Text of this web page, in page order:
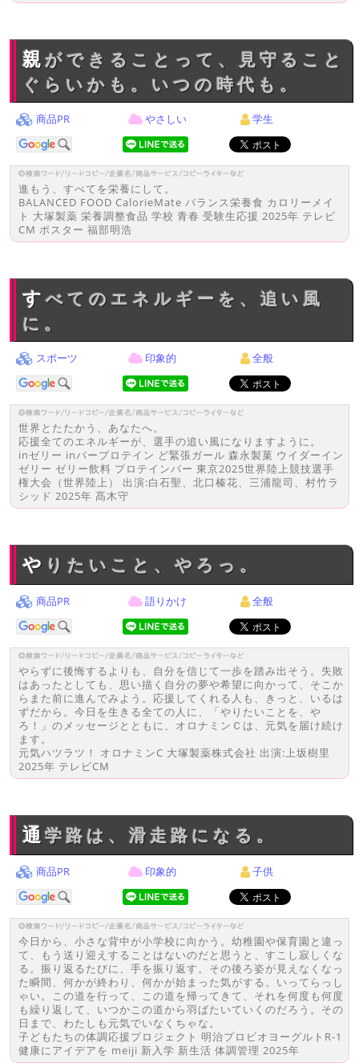
親ができることって、見守ること
ぐらいかも。いつの時代も。
商品PR やさしい 学生
進もう、すべてを栄養にして。
BALANCED FOOD CalorieMate バランス栄養食 カロリーメイ
ト 大塚製薬 栄養調整食品 学校 青春 受験生応援 2025年 テレビ
CM ポスター 福部明浩
すべてのエネルギーを、追い風
に。
スポーツ 印象的 全般
世界とたたかう、あなたへ。
応援全てのエネルギーが、選手の追い風になりますように。
inゼリー inバープロテイン ど緊張ガール 森永製菓 ウイダーイン
ゼリー ゼリー飲料 プロテインバー 東京2025世界陸上競技選手
権大会（世界陸上） 出演:白石聖、北口榛花、三浦龍司、村竹ラ
シッド 2025年 髙木守
やりたいこと、やろっ。
商品PR 語りかけ 全般
やらずに後悔するよりも、自分を信じて一歩を踏み出そう。失敗
はあったとしても、思い描く自分の夢や希望に向かって、そこか
らまた前に進んでみよう。応援してくれる人も、きっと、いるは
ずだから。今日を生きる全ての人に、「やりたいことを、や
ろ！」のメッセージとともに、オロナミンＣは、元気を届け続け
ます。
元気ハツラツ！ オロナミンC 大塚製薬株式会社 出演:上坂樹里
2025年 テレビCM
通学路は、滑走路になる。
商品PR 印象的 子供
今日から、小さな背中が小学校に向かう。幼稚園や保育園と違っ
て、もう送り迎えすることはないのだと思うと、すこし寂しくな
る。振り返るたびに、手を振り返す。その後ろ姿が見えなくなっ
た瞬間、何かが終わり、何かが始まった気がする。いってらっし
ゃい。この道を行って、この道を帰ってきて、それを何度も何度
も繰り返して、いつかこの道から羽ばたいていくのだろう。その
日まで、わたしも元気でいなくちゃな。
子どもたちの体調応援プロジェクト 明治プロビオヨーグルトR-1
健康にアイデアを meiji 新入学 新生活 体調管理 2025年